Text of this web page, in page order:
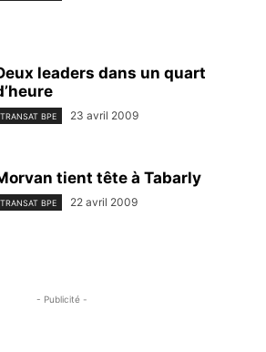
leaders dans un quart
TRANSAT BPE 23 avril 2009
tient tête à Tabarly
TRANSAT BPE 22 avril 2009
- Publicité -